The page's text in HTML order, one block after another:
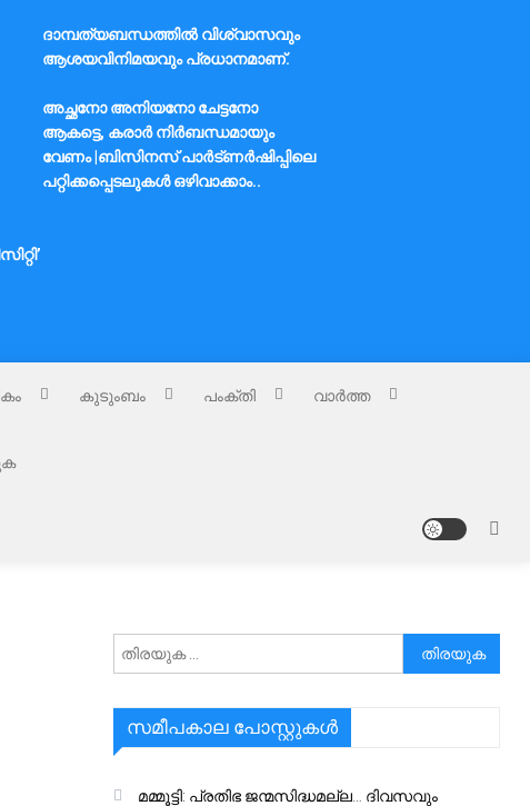
ദാമ്പത്യബന്ധത്തിൽ വിശ്വാസവും
ആശയവിനിമയവും പ്രധാനമാണ്.
അച്ഛനോ അനിയനോ ചേട്ടനോ
ആകട്ടെ, കരാർ നിർബന്ധമായും
വേണം |ബിസിനസ് പാർട്ണർഷിപ്പിലെ
പറ്റിക്കപ്പെടലുകൾ ഒഴിവാക്കാം..
കുടുംബം പംക്തി വാർത്ത
അനേഷിക്കുക
സമീപകാല പോസ്റ്റുകൾ
മമ്മൂട്ടി: പ്രതിഭ ജന്മസിദ്ധമല്ല… ദിവസവും